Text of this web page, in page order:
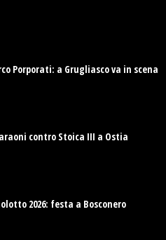
Porporati: a Grugliasco va in scena
contro Stoica III a Ostia
2026: festa a Bosconero